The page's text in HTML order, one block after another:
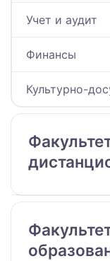
Учет и аудит
Финансы
Культурно-